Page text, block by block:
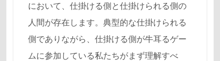
において、仕掛ける側と仕掛けられる側の
人間が存在します。典型的な仕掛けられる
側でありながら、仕掛ける側が牛耳るゲー
ムに参加している私たちがまず理解すべ